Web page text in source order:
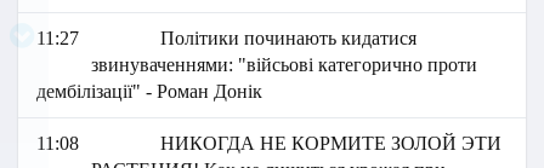
11:27
Політики починають кидатися
звинуваченнями: "війсьові категорично проти
дембілізації" - Роман Донік
11:08
НИКОГДА НЕ КОРМИТЕ ЗОЛОЙ ЭТИ